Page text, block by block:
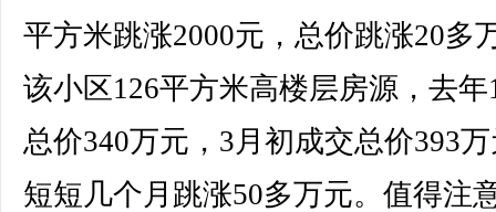
平方米跳涨2000元，总价跳涨20多
该小区126平方米高楼层房源，去年
总价340万元，3月初成交总价393
短短几个月跳涨50多万元。值得注